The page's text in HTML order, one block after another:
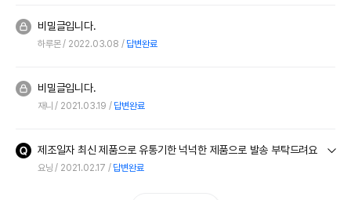
비밀글입니다.
하루몬 2022.03.08 답변완료
비밀글입니다.
재니 2021.03.19 답변완료
제조일자 최신 제품으로 유통기한 넉넉한 제품으로 발송 부탁드려요
요닝 2021.02.17 답변완료